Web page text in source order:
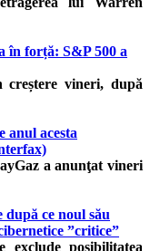
în forță: S&P 500 a
creștere vineri, după
anul acesta
a anunţat vineri
după ce noul său
”critice”
posibilitatea